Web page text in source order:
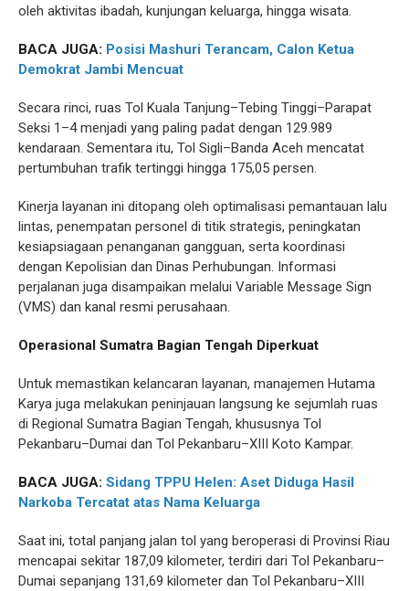
oleh aktivitas ibadah, kunjungan keluarga, hingga wisata.
BACA JUGA: Posisi Mashuri Terancam, Calon Ketua
Demokrat Jambi Mencuat
Secara rinci, ruas Tol Kuala Tanjung–Tebing Tinggi–Parapat
Seksi 1–4 menjadi yang paling padat dengan 129.989
kendaraan. Sementara itu, Tol Sigli–Banda Aceh mencatat
pertumbuhan trafik tertinggi hingga 175,05 persen.
Kinerja layanan ini ditopang oleh optimalisasi pemantauan lalu
lintas, penempatan personel di titik strategis, peningkatan
kesiapsiagaan penanganan gangguan, serta koordinasi
dengan Kepolisian dan Dinas Perhubungan. Informasi
perjalanan juga disampaikan melalui Variable Message Sign
(VMS) dan kanal resmi perusahaan.
Operasional Sumatra Bagian Tengah Diperkuat
Untuk memastikan kelancaran layanan, manajemen Hutama
Karya juga melakukan peninjauan langsung ke sejumlah ruas
di Regional Sumatra Bagian Tengah, khususnya Tol
Pekanbaru–Dumai dan Tol Pekanbaru–XIII Koto Kampar.
BACA JUGA: Sidang TPPU Helen: Aset Diduga Hasil
Narkoba Tercatat atas Nama Keluarga
Saat ini, total panjang jalan tol yang beroperasi di Provinsi Riau
mencapai sekitar 187,09 kilometer, terdiri dari Tol Pekanbaru–
Dumai sepanjang 131,69 kilometer dan Tol Pekanbaru–XIII